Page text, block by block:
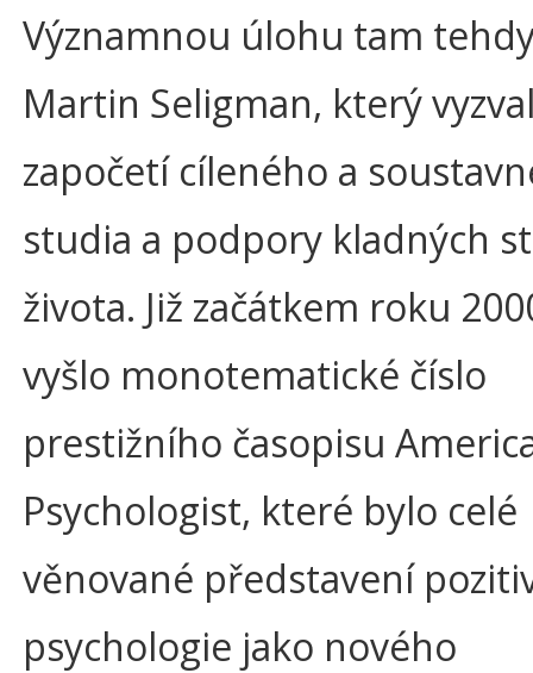
Významnou úlohu tam
Martin Seligman, který
započetí cíleného a
studia a podpory kladných
života. Již začátkem roku
vyšlo monotematické číslo
prestižního časopisu
Psychologist, které bylo celé
věnované představení
psychologie jako nového